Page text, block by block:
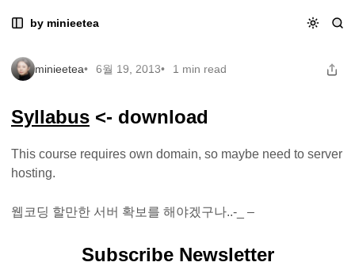
to
to
to
by minieetea
[Startup Engineering] Syllabus
[Startup Engineering] Syllabus
minieetea 6월 19, 2013 1 min read
Syllabus <- download
This course requires own domain, so maybe need to server
hosting.
웹코딩 할만한 서버 확보를 해야겠구나..-_ –
Subscribe Newsletter